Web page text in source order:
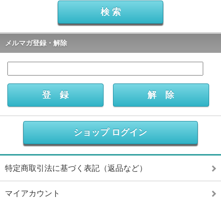
メルマガ登録・解除
ショップ ログイン
特定商取引法に基づく表記（返品など）
マイアカウント